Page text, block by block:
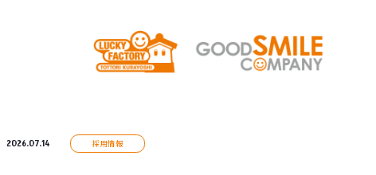
2026.07.14 採用情報